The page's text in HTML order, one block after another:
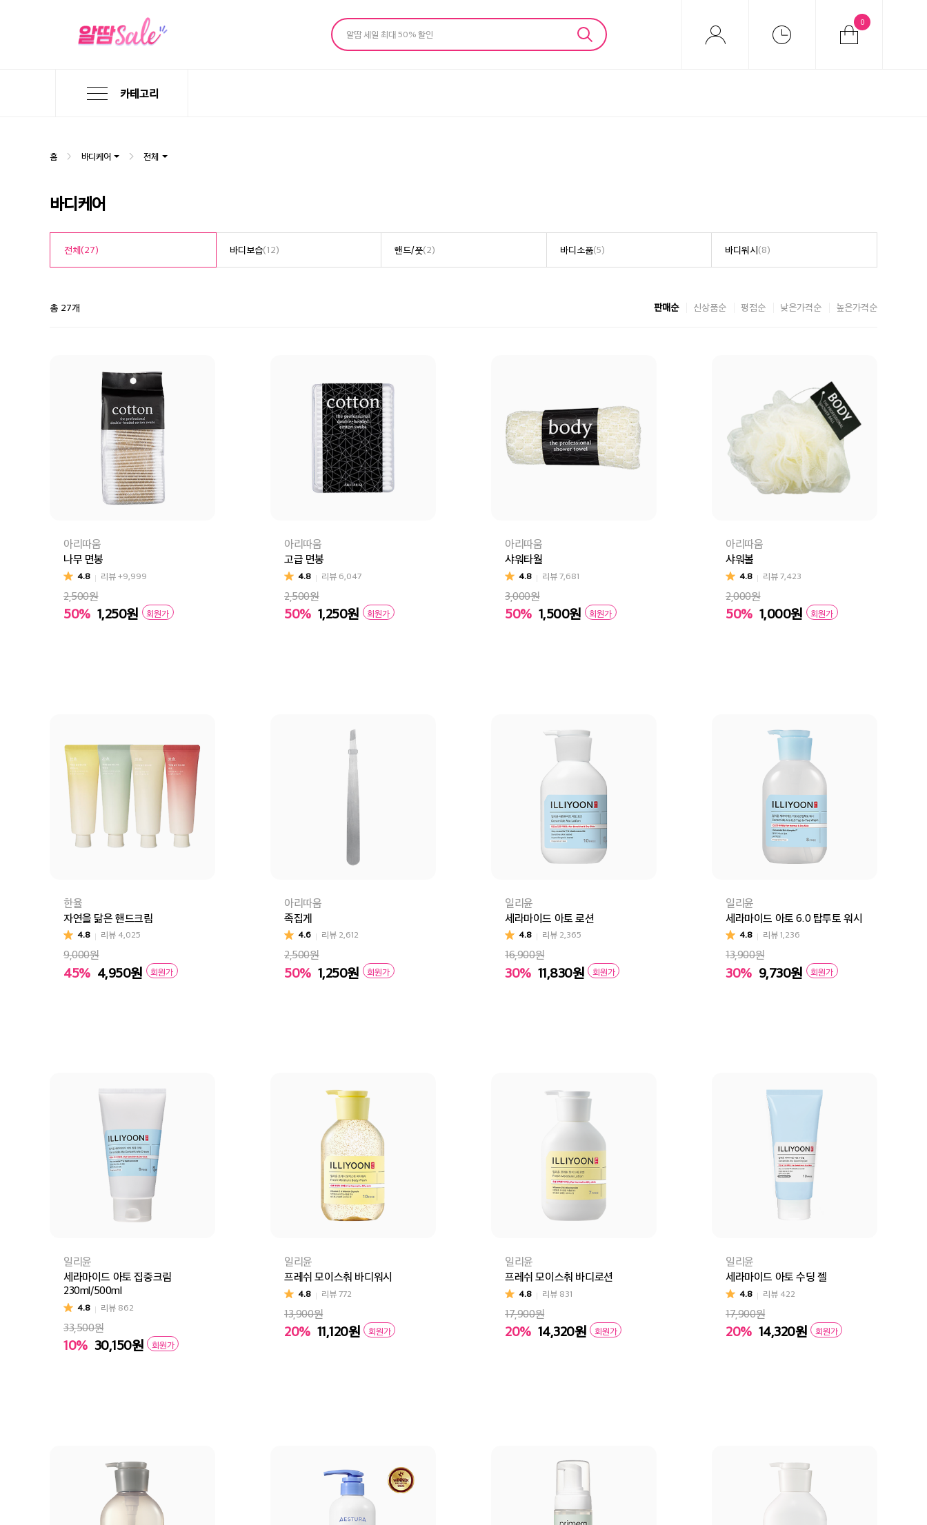
알땀 세일 최대 50% 할인
0
카테고리
홈 바디케어 전체
바디케어
전체(27) 바디보습(12) 핸드/풋(2) 바디소품(5) 바디워시(8)
총 27개 판매순 신상품순 평점순 낮은가격순 높은가격순
아리따움
나무 면봉
4.8 리뷰+9,999
2,500원
50% 1,250원 회원가
아리따움
고급 면봉
4.8 리뷰 6,047
2,500원
50% 1,250원 회원가
아리따움
샤워타월
4.8 리뷰7,681
3,000원
50% 1,500원 회원가
아리따움
샤워볼
4.8 리뷰7,423
2,000원
50% 1,000원 회원가
한율
자연을 닮은 핸드크림
4.8 리뷰 4,025
9,000원
45% 4,950원 회원가
달빛유자 어린쑥 흰감국
아리따움
족집게
4.6 리뷰 2,612
2,500원
50% 1,250원 회원가
일리윤
세라마이드 아토 로션
4.8 리뷰 2,365
16,900원
30% 11,830원 회원가
일리윤
세라마이드 아토 6.0 탑투토 워시
4.8 리뷰1,236
13,900원
30% 9,730원 회원가
일리윤
세라마이드 아토 집중크림
230ml/500ml
4.8 리뷰 862
33,500원
10% 30,150원 회원가
500ml [원통형] 230ml (일시품절)
일리윤
프레쉬 모이스춰 바디워시
4.8 리뷰772
13,900원
20% 11,120원 회원가
일리윤
프레쉬 모이스춰 바디로션
4.8 리뷰 831
17,900원
20% 14,320원 회원가
일리윤
세라마이드 아토 수딩 젤
4.8 리뷰 422
17,900원
20% 14,320원 회원가